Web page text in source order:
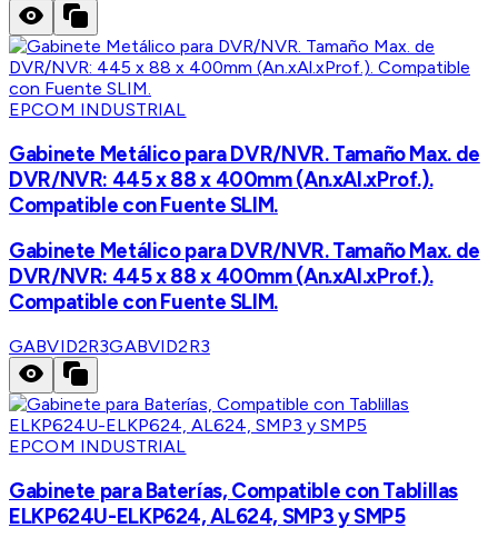
EPCOM INDUSTRIAL
Gabinete Metálico para DVR/NVR. Tamaño Max. de
DVR/NVR: 445 x 88 x 400mm (An.xAl.xProf.).
Compatible con Fuente SLIM.
Gabinete Metálico para DVR/NVR. Tamaño Max. de
DVR/NVR: 445 x 88 x 400mm (An.xAl.xProf.).
Compatible con Fuente SLIM.
GABVID2R3GABVID2R3
EPCOM INDUSTRIAL
Gabinete para Baterías, Compatible con Tablillas
ELKP624U-ELKP624, AL624, SMP3 y SMP5